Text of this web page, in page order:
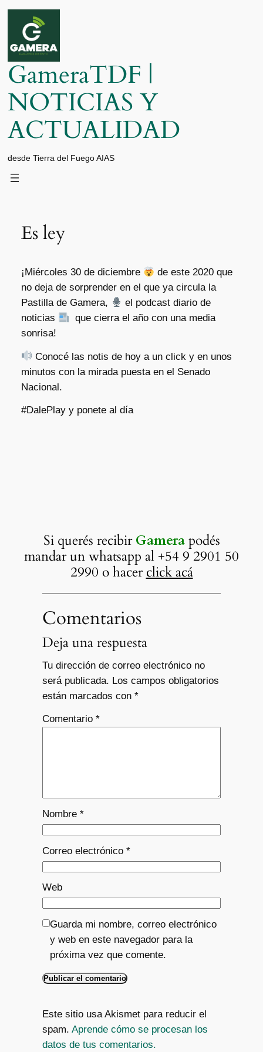
Saltar
contenido
GameraTDF |
NOTICIAS Y
ACTUALIDAD
desde Tierra del Fuego AIAS
Es ley
¡Miércoles 30 de diciembre
de este 2020 que
no deja de sorprender en el que ya circula la
Pastilla de Gamera,
el podcast diario de
noticias
que cierra el año con una media
sonrisa!
Conocé las notis de hoy a un click y en unos
minutos con la mirada puesta en el Senado
Nacional.
#DalePlay y ponete al día
Si querés recibirGamerapodés
mandar un whatsapp al +54 9 2901 50
2990 o hacerclick acá
Comentarios
Deja una respuesta
Tu dirección de correo electrónico no
será publicada. Los campos obligatorios
están marcados con *
Comentario *
Nombre *
Correo electrónico *
Web
Guarda mi nombre, correo electrónico
y web en este navegador para la
próxima vez que comente.
Este sitio usa Akismet para reducir el
spam. Aprende cómo se procesan los
datos de tus comentarios.